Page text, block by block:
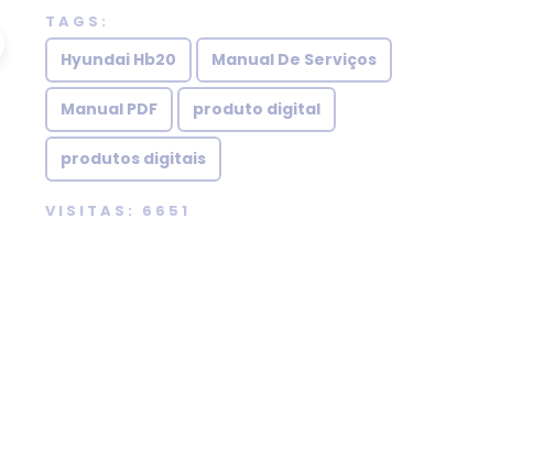
AdrianoVital
Obrigado, tudo certo!
TAGS:
Hyundai Hb20 Manual De Serviços
Manual PDF produto digital
produtos digitais
VISITAS: 6651